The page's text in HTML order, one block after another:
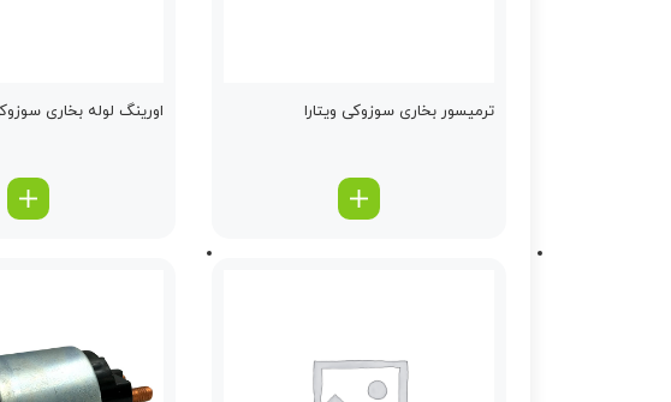
ترمیسور بخاری سوزوکی ویتارا اورینگ لوله بخاری